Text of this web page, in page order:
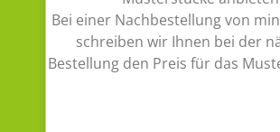
Bei einer Nachbestellung von
schreiben wir Ihnen bei der
Bestellung den Preis für das